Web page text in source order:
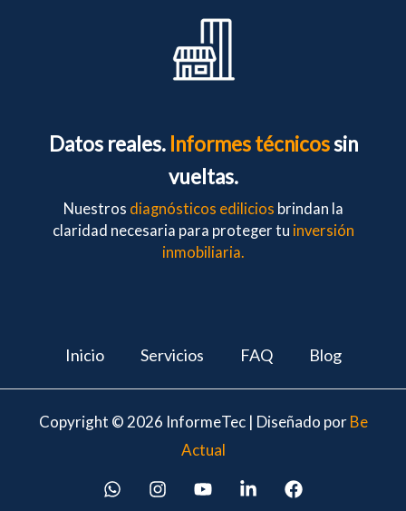
Datos reales. Informes técnicossin
vueltas.
Nuestros diagnósticos edilicios brindan la
claridad necesaria para proteger tu inversión
inmobiliaria.
Inicio Servicios FAQ Blog
Copyright © 2026 InformeTec | Diseñado por Be
Actual